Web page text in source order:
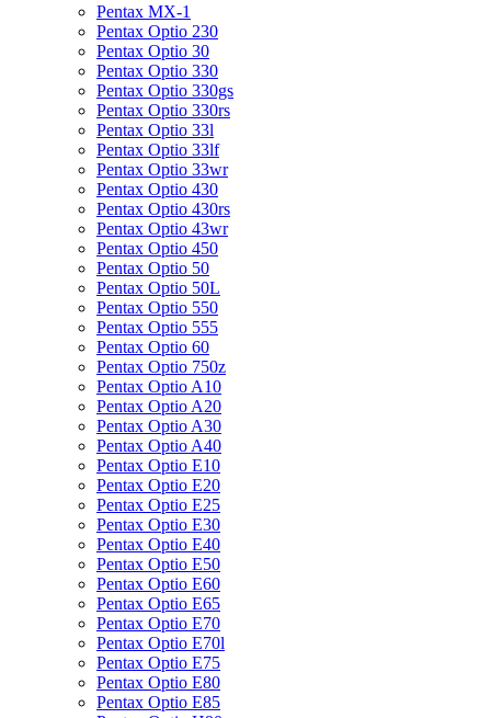
Pentax MX-1
Pentax Optio 230
Pentax Optio 30
Pentax Optio 330
Pentax Optio 330gs
Pentax Optio 330rs
Pentax Optio 33l
Pentax Optio 33lf
Pentax Optio 33wr
Pentax Optio 430
Pentax Optio 430rs
Pentax Optio 43wr
Pentax Optio 450
Pentax Optio 50
Pentax Optio 50L
Pentax Optio 550
Pentax Optio 555
Pentax Optio 60
Pentax Optio 750z
Pentax Optio A10
Pentax Optio A20
Pentax Optio A30
Pentax Optio A40
Pentax Optio E10
Pentax Optio E20
Pentax Optio E25
Pentax Optio E30
Pentax Optio E40
Pentax Optio E50
Pentax Optio E60
Pentax Optio E65
Pentax Optio E70
Pentax Optio E70l
Pentax Optio E75
Pentax Optio E80
Pentax Optio E85